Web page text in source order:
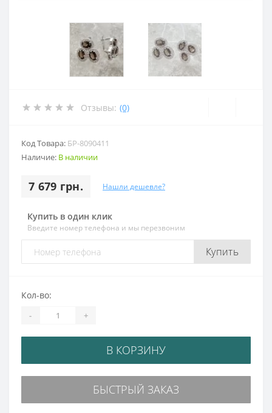
Отзывы: (0)
Код Товара: БР-8090411
Наличие: В наличии
7 679 грн. Нашли дешевле?
Купить в один клик
Введите номер телефона и мы перезвоним
Купить
Кол-во:
- +
В КОРЗИНУ
БЫСТРЫЙ ЗАКАЗ